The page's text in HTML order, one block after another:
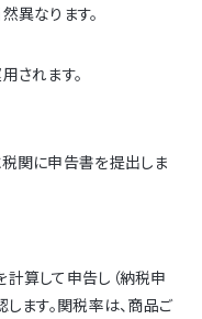
異なります。
されます。
関に申告書を提出しま
算して申告し（納税申
ます。関税率は、商品ご